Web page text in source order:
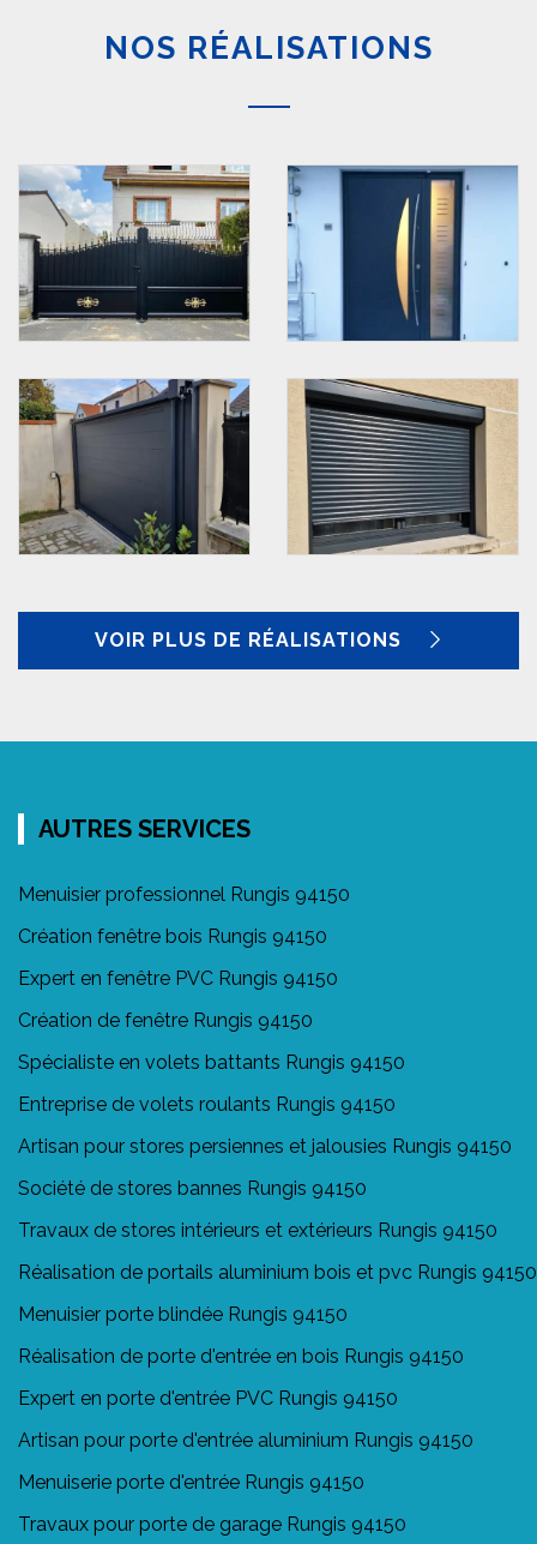
NOS RÉALISATIONS
VOIR PLUS DE RÉALISATIONS
AUTRES SERVICES
Menuisier professionnel Rungis 94150
Création fenêtre bois Rungis 94150
Expert en fenêtre PVC Rungis 94150
Création de fenêtre Rungis 94150
Spécialiste en volets battants Rungis 94150
Entreprise de volets roulants Rungis 94150
Artisan pour stores persiennes et jalousies Rungis 94150
Société de stores bannes Rungis 94150
Travaux de stores intérieurs et extérieurs Rungis 94150
Réalisation de portails aluminium bois et pvc Rungis 94150
Menuisier porte blindée Rungis 94150
Réalisation de porte d'entrée en bois Rungis 94150
Expert en porte d'entrée PVC Rungis 94150
Artisan pour porte d'entrée aluminium Rungis 94150
Menuiserie porte d'entrée Rungis 94150
Travaux pour porte de garage Rungis 94150